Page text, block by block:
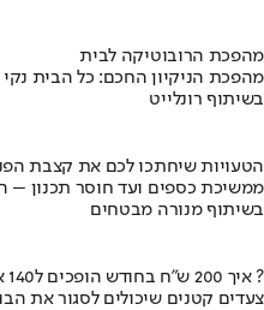
מהפכת הרובוטיקה לבית
מהפכת הניקיון החכם: כל הבית
בשיתוף רונלייט
הטעויות שיחתכו לכם את קצבת
ממשיכת כספים ועד חוסר תכנון –
בשיתוף מנורה מבטחים
איך 200 ש"ח בחודש הופכים ל140 אלף ?
צעדים קטנים שיכולים לסגור את